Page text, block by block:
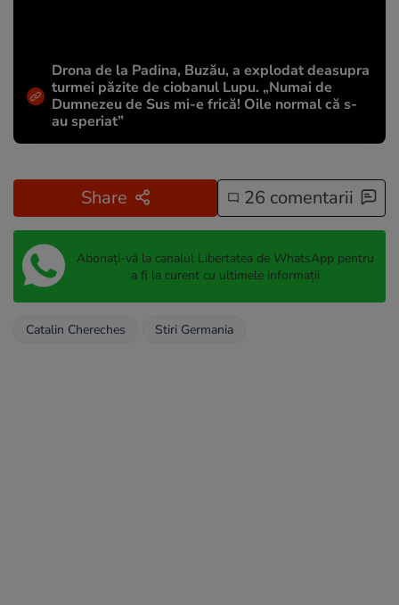
Drona de la Padina, Buzău, a explodat deasupra
turmei păzite de ciobanul Lupu. „Numai de
Dumnezeu de Sus mi-e frică! Oile normal că s-
au speriat”
Share 26 comentarii
Abonați-vă la canalul Libertatea de WhatsApp pentru
a fi la curent cu ultimele informații
Catalin Chereches Stiri Germania